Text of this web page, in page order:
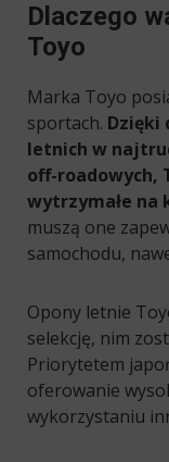
Dlaczego
Toyo
Marka Toyo
sportach. Dzięki
letnich w
off-roadowych,
wytrzymałe na
muszą one
samochodu,
Opony letnie
selekcję, nim
Priorytetem
oferowanie
wykorzystaniu